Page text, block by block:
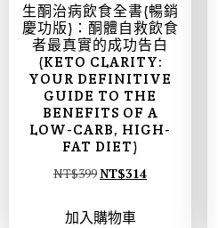
生酮治病飲食全書(暢銷
慶功版)：酮體自救飲食
者最真實的成功告白
(KETO CLARITY:
YOUR DEFINITIVE
GUIDE TO THE
BENEFITS OF A
LOW-CARB, HIGH-
FAT DIET)
NT$399NT$314
加入購物車